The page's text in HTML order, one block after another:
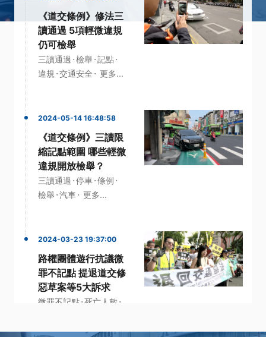
《道交條例》修法三
讀通過 5項輕微違規
仍可檢舉
三讀通過 ·檢舉 ·記點·
違規 ·交通安全 · 更多...
2024-05-14 16:48:58
《道交條例》三讀限
縮記點範圍 哪些輕微
違規開放檢舉？
三讀通過 ·停車·條例 ·
檢舉 ·汽車· 更多...
2024-03-23 19:37:00
路權團體遊行抗議微
罪不記點 提退道交修
惡草案等5大訴求
微罪不記點·死亡人數 ·
行人零死亡推動聯盟·